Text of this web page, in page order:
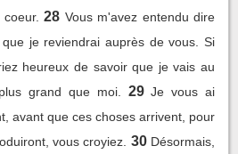
28 Vous m'avez entendu dire
je reviendrai auprès de vous. Si
heureux de savoir que je vais au
grand que moi.
29 Je vous ai
avant que ces choses arrivent, pour
vous croyiez. 30 Désormais,